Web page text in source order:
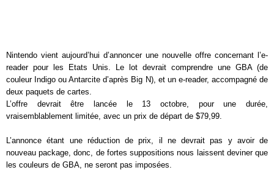
Nintendo vient aujourd’hui d’annoncer une nouvelle offre concernant l’e-
reader pour les Etats Unis. Le lot devrait comprendre une GBA (de
couleur Indigo ou Antarcite d’après Big N), et un e-reader, accompagné de
deux paquets de cartes.
L’offre devrait être lancée le 13 octobre, pour une durée,
vraisemblablement limitée, avec un prix de départ de $79,99.
L’annonce étant une réduction de prix, il ne devrait pas y avoir de
nouveau package, donc, de fortes suppositions nous laissent deviner que
les couleurs de GBA, ne seront pas imposées.